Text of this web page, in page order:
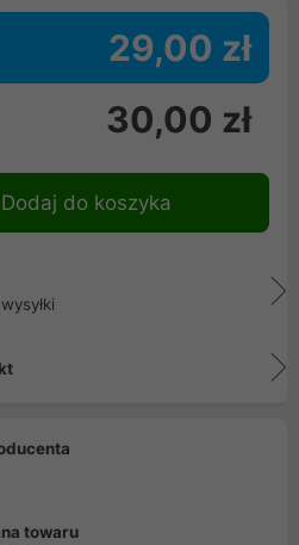
29,00 zł
30,00 zł
Dodaj do koszyka
towaru